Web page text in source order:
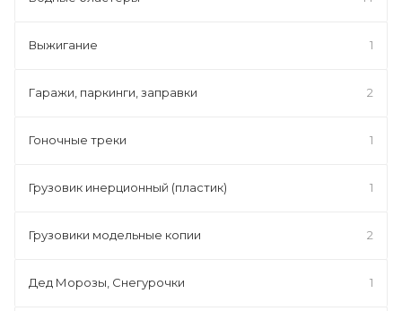
Выжигание 1
Гаражи, паркинги, заправки 2
Гоночные треки 1
Грузовик инерционный (пластик) 1
Грузовики модельные копии 2
Дед Морозы, Снегурочки 1